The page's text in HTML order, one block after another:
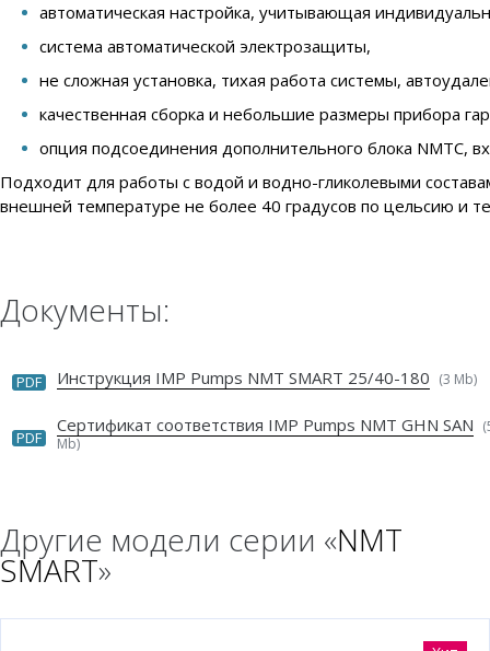
автоматическая настройка, учитывающая
система автоматической электрозащиты,
не сложная установка, тихая работа системы,
качественная сборка и небольшие размеры прибора
опция подсоединения дополнительного блока NMTC,
Подходит для работы с водой и водно-гликолевыми
внешней температуре не более 40 градусов по цельсию и
Документы:
PDF Инструкция IMP Pumps NMT SMART 25/40-180 (3 Mb)
PDF
Сертификат соответствия IMP Pumps NMT GHN SAN
Mb)
Другие модели серии «NMT
SMART»